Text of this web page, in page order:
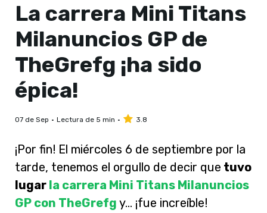
La carrera Mini Titans
Milanuncios GP de
TheGrefg ¡ha sido
épica!
07 de Sep Lectura de 5 min 3.8
¡Por fin! El miércoles 6 de septiembre por la
tarde, tenemos el orgullo de decir que tuvo
lugar la carrera Mini Titans Milanuncios
GP con TheGrefg y… ¡fue increíble!